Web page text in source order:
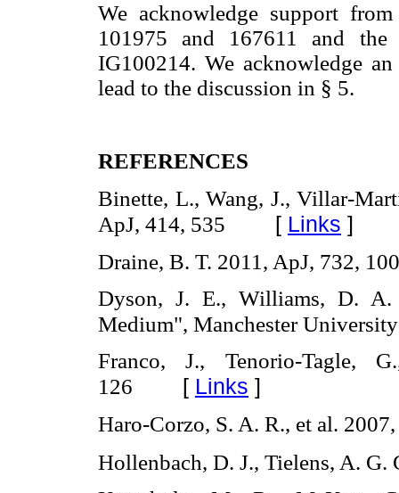
We acknowledge support
101975 and 167611 and
IG100214. We acknowledge
lead to the discussion in § 5.
REFERENCES
Binette, L., Wang, J., Villar-
ApJ, 414, 535 [ Links ]
Draine, B. T. 2011, ApJ, 732, 100
Dyson, J. E., Williams, D.
Medium", Manchester University
Franco, J., Tenorio-Tagle,
126 [ Links ]
Haro-Corzo, S. A. R., et al.
Hollenbach, D. J., Tielens, A.